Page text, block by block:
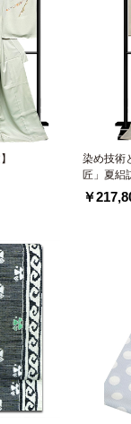
染め技術
匠」夏絽
￥